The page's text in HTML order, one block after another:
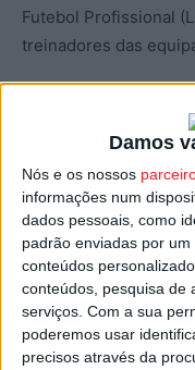
Damos
Nós e os nossos
informações num
dados pessoais, como
padrão enviadas por
conteúdos
conteúdos, pesquisa de
serviços. Com a sua
poderemos usar
precisos através da
Futebol Profissional
treinadores das
foi o de melhor
O venezuelano
reconhecido como
enquanto Gonçalo
galardão de melhor
Na I Liga, o espanhol